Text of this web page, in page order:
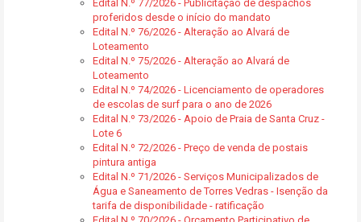
Edital N.º 77/2026 - Publicitação de despachos
proferidos desde o início do mandato
Edital N.º 76/2026 - Alteração ao Alvará de
Loteamento
Edital N.º 75/2026 - Alteração ao Alvará de
Loteamento
Edital N.º 74/2026 - Licenciamento de operadores
de escolas de surf para o ano de 2026
Edital N.º 73/2026 - Apoio de Praia de Santa Cruz -
Lote 6
Edital N.º 72/2026 - Preço de venda de postais
pintura antiga
Edital N.º 71/2026 - Serviços Municipalizados de
Água e Saneamento de Torres Vedras - Isenção da
tarifa de disponibilidade - ratificação